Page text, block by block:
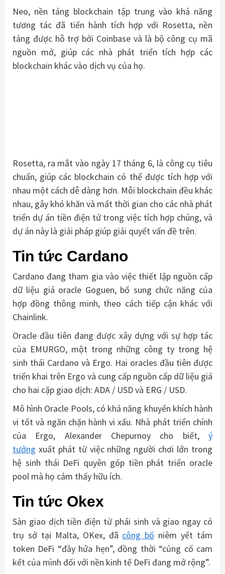
Neo, nền tảng blockchain tập trung vào khả năng
tương tác đã tiến hành tích hợp với Rosetta, nền
tảng được hỗ trợ bởi Coinbase và là bộ công cụ mã
nguồn mở, giúp các nhà phát triển tích hợp các
blockchain khác vào dịch vụ của họ.
Rosetta, ra mắt vào ngày 17 tháng 6, là công cụ tiêu
chuẩn, giúp các blockchain có thể được tích hợp với
nhau một cách dễ dàng hơn. Mỗi blockchain đều khác
nhau, gây khó khăn và mất thời gian cho các nhà phát
triển dự án tiền điện tử trong việc tích hợp chúng, và
dự án này là giải pháp giúp giải quyết vấn đề trên.
Tin tức Cardano
Cardano đang tham gia vào việc thiết lập nguồn cấp
dữ liệu giá oracle Goguen, bổ sung chức năng của
hợp đồng thông minh, theo cách tiếp cận khác với
Chainlink.
Oracle đầu tiên đang được xây dựng với sự hợp tác
của EMURGO, một trong những công ty trong hệ
sinh thái Cardano và Ergo. Hai oracles đầu tiên được
triển khai trên Ergo và cung cấp nguồn cấp dữ liệu giá
cho hai cặp giao dịch: ADA / USD và ERG / USD.
Mô hình Oracle Pools, có khả năng khuyến khích hành
vi tốt và ngăn chặn hành vi xấu. Nhà phát triển chính
của Ergo, Alexander Chepurnoy cho biết, ý
tưởng xuất phát từ việc những người chơi lớn trong
hệ sinh thái DeFi quyên góp tiền phát triển oracle
pool mà họ cảm thấy hữu ích.
Tin tức Okex
Sàn giao dịch tiền điện tử phái sinh và giao ngay có
trụ sở tại Malta, OKex, đã công bố niêm yết tám
token DeFi “đầy hứa hẹn”, đồng thời “củng cố cam
kết của mình đối với nền kinh tế DeFi đang mở rộng”.